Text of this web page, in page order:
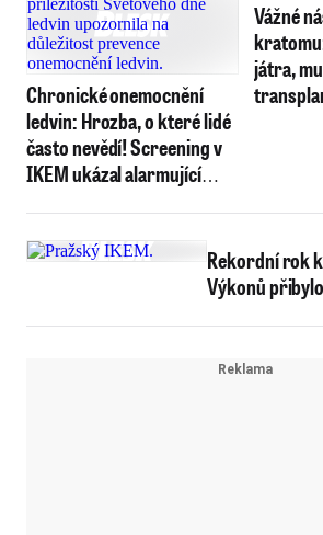
Chronické onemocnění
ledvin: Hrozba, o které lidé
často nevědí! Screening v
IKEM ukázal alarmující
Vážné
játra,
Rekordní rok
Výkonů